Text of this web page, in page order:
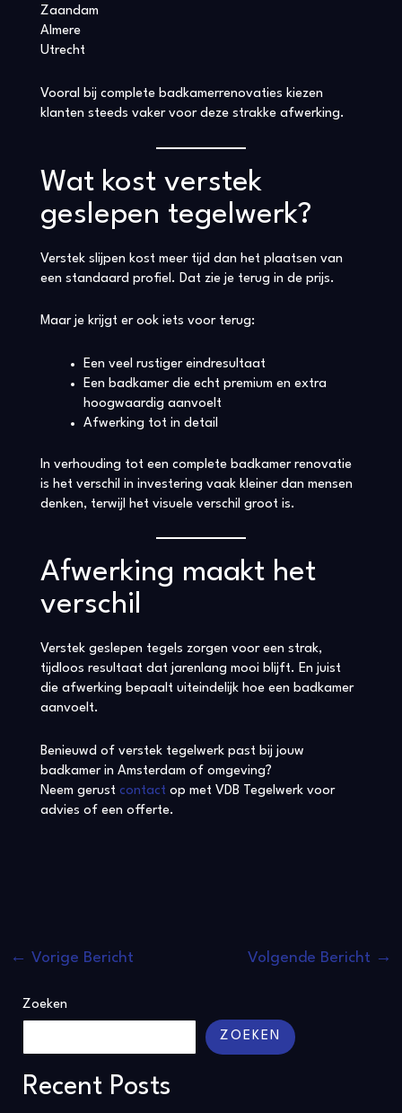
Zaandam
Almere
Utrecht
Vooral bij complete badkamerrenovaties kiezen
klanten steeds vaker voor deze strakke afwerking.
Wat kost verstek
geslepen tegelwerk?
Verstek slijpen kost meer tijd dan het plaatsen van
een standaard profiel. Dat zie je terug in de prijs.
Maar je krijgt er ook iets voor terug:
Een veel rustiger eindresultaat
Een badkamer die echt premium en extra
hoogwaardig aanvoelt
Afwerking tot in detail
In verhouding tot een complete badkamer renovatie
is het verschil in investering vaak kleiner dan mensen
denken, terwijl het visuele verschil groot is.
Afwerking maakt het
verschil
Verstek geslepen tegels zorgen voor een strak,
tijdloos resultaat dat jarenlang mooi blijft. En juist
die afwerking bepaalt uiteindelijk hoe een badkamer
aanvoelt.
Benieuwd of verstek tegelwerk past bij jouw
badkamer in Amsterdam of omgeving?
Neem gerust contact op met VDB Tegelwerk voor
advies of een offerte.
← Vorige Bericht Volgende Bericht →
Zoeken
ZOEKEN
Recent Posts